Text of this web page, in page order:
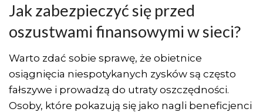
Jak zabezpieczyć się przed
oszustwami finansowymi w sieci?
Warto zdać sobie sprawę, że obietnice
osiągnięcia niespotykanych zysków są często
fałszywe i prowadzą do utraty oszczędności.
Osoby, które pokazują się jako nagli beneficjenci